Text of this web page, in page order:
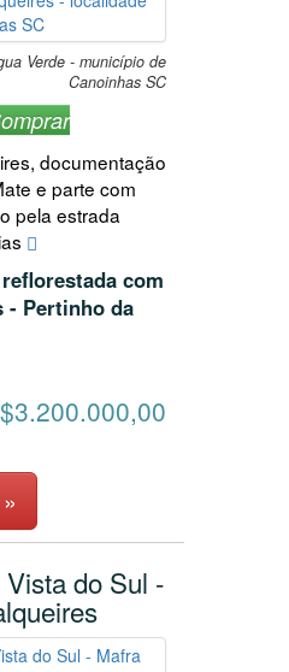
Verde - município de
Canoinhas SC
documentação
e parte com
pela estrada
com
- Pertinho da
do Sul -